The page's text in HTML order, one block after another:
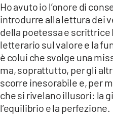
LACAPITALENEWS.IT
App
ANDROID
APPLE
Ho avuto io l’onore di
introdurre alla lettura dei
della poetessa e scrittrice
letterario sul valore e la
è colui che svolge una
ma, soprattutto, per gli
scorre inesorabile e, per
che si rivelano illusori: la
l’equilibrio e la perfezione.